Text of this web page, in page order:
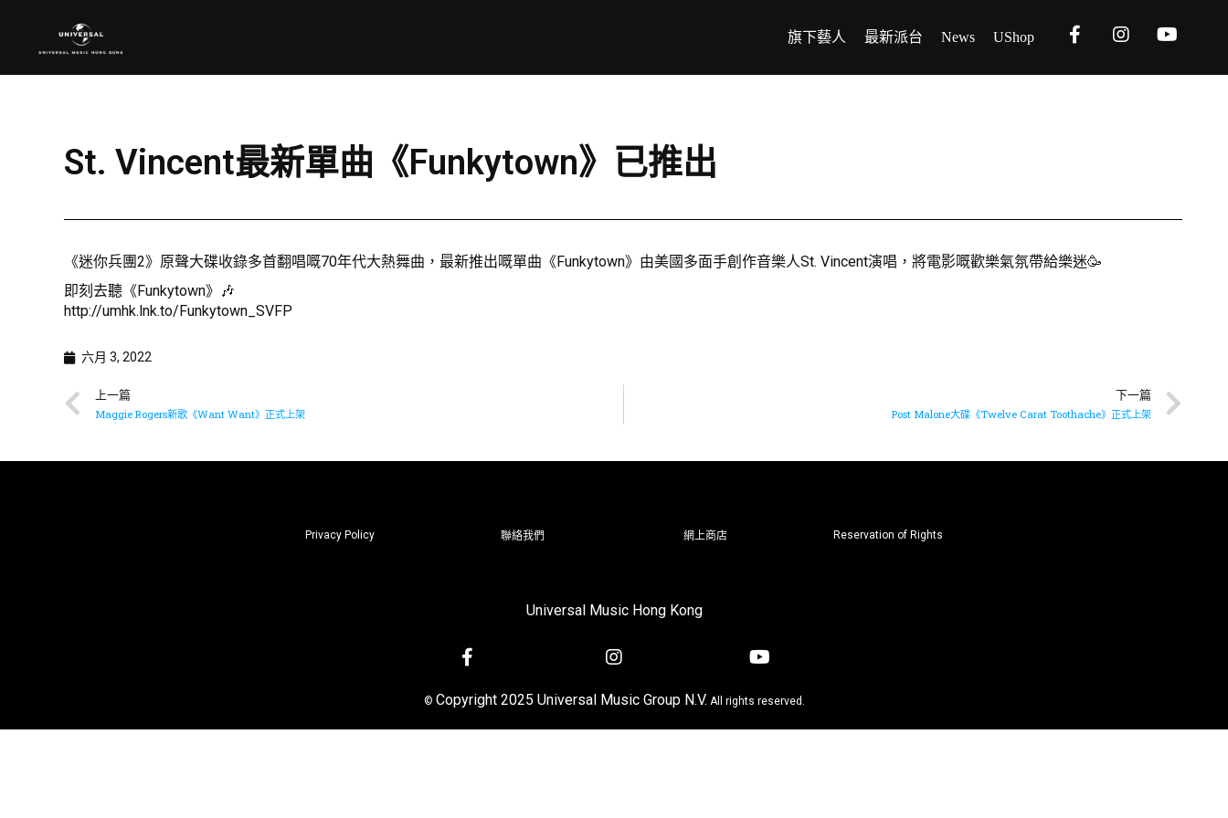
旗下藝人 最新派台 News UShop
St. Vincent最新單曲《Funkytown》已推出
《迷你兵團2》原聲大碟收錄多首翻唱嘅70年代大熱舞曲，最新推出嘅單曲《Funkytown》由美國多面手創作音樂人St. Vincent演唱，將電影嘅歡樂氣氛帶給樂迷🥳
即刻去聽《Funkytown》🎶
http://umhk.lnk.to/Funkytown_SVFP
六月 3, 2022
上一篇
Maggie Rogers新歌《Want Want》正式上架
下一篇
Post Malone大碟《Twelve Carat Toothache》正式上架
Privacy Policy 聯絡我們 網上商店 Reservation of Rights
Universal Music Hong Kong
© Copyright 2025 Universal Music Group N.V. All rights reserved.